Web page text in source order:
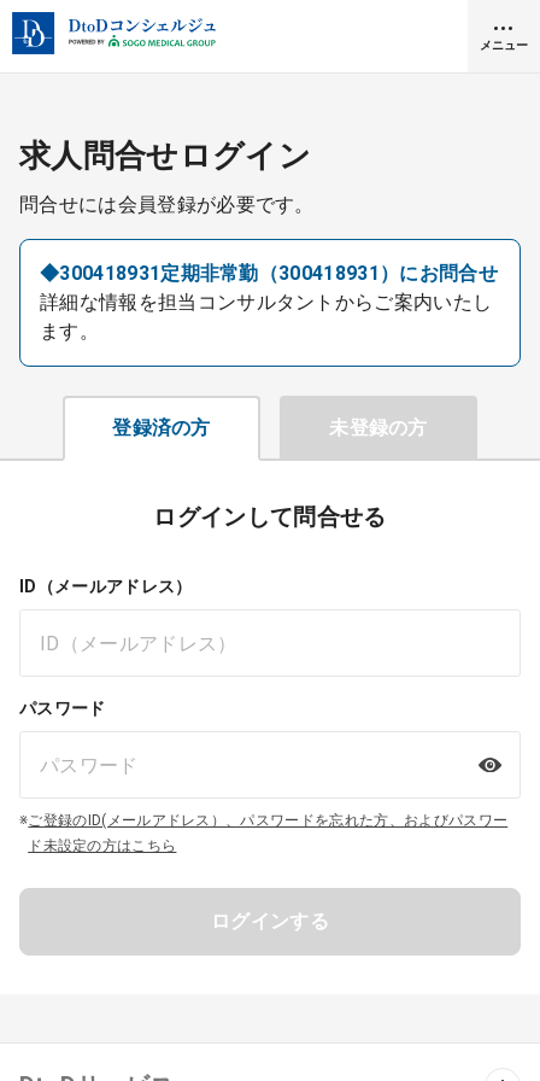
メニュー
クリニック開業
DtoDとは
お問合せ
医院の譲渡・売却をお考えの方
採用をお考えの医療機関の方
求人問合せログイン
問合せには会員登録が必要です。
◆300418931定期非常勤（300418931）にお問合せ
詳細な情報を担当コンサルタントからご案内いたし
ます。
登録済の方 未登録の方
ログインして問合せる
ID（メールアドレス）
パスワード
※ご登録のID(メールアドレス）、パスワードを忘れた方、およびパスワー
ド未設定の方はこちら
ログインする